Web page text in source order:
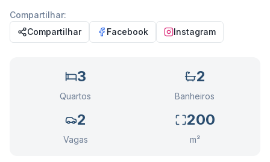
Compartilhar:
Compartilhar
Facebook Instagram
3
Quartos
2
Banheiros
2
Vagas
200
m²